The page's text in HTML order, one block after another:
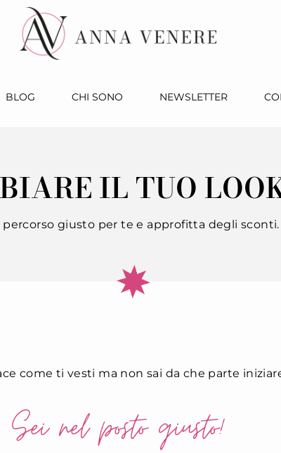
BLOG CHI SONO NEWSLETTER
IL TUO
percorso giusto per te e approfitta degli sconti.
come ti vesti ma non sai da che parte
Sei nel posto giusto!